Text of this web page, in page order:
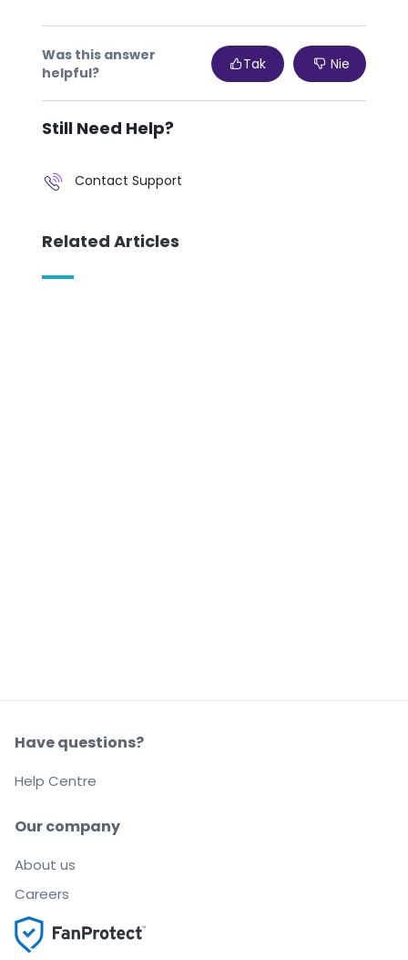
Was this answer
helpful?
Tak Nie
Still Need Help?
Contact Support
Related Articles
Our company
About us
Careers
Have questions?
Help Centre